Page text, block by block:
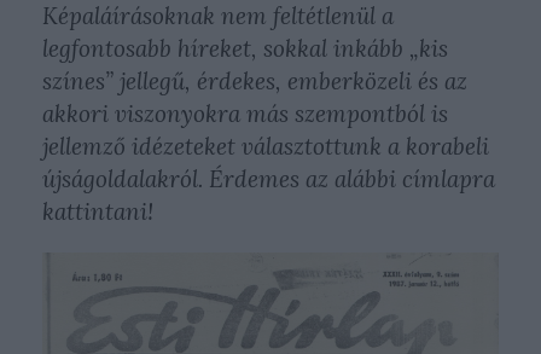
Képaláírásoknak nem feltétlenül a
legfontosabb híreket, sokkal inkább „kis
színes” jellegű, érdekes, emberközeli és az
akkori viszonyokra más szempontból is
jellemző idézeteket választottunk a korabeli
újságoldalakról. Érdemes az alábbi címlapra
kattintani!